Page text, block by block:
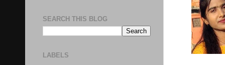
SEARCH THIS BLOG
LABELS